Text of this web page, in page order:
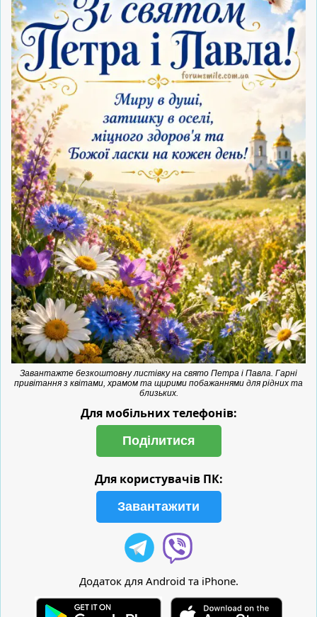
Завантажте безкоштовну листівку на свято Петра і Павла. Гарні
привітання з квітами, храмом та щирими побажаннями для рідних та
близьких.
Для мобільних телефонів:
Поділитися
Для користувачів ПК:
Завантажити
Додаток для Android та iPhone.